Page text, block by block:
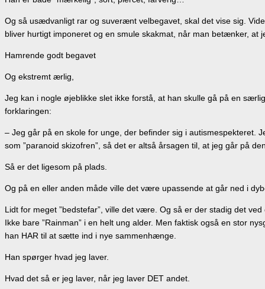
Og så usædvanligt rar og suverænt velbegavet, skal det vise sig.
bliver hurtigt imponeret og en smule skakmat, når man betænker, at
Hamrende godt begavet
Og ekstremt ærlig,
Jeg kan i nogle øjeblikke slet ikke forstå, at han skulle gå på en
forklaringen:
– Jeg går på en skole for unge, der befinder sig i autismespekteret.
som ”paranoid skizofren”, så det er altså årsagen til, at jeg går på
Så er det ligesom på plads.
Og på en eller anden måde ville det være upassende at går ned i
Lidt for meget ”bedstefar”, ville det være. Og så er der stadig det
Ikke bare ”Rainman” i en helt ung alder. Men faktisk også en stor
han HAR til at sætte ind i nye sammenhænge.
Han spørger hvad jeg laver.
Hvad det så er jeg laver, når jeg laver DET andet.